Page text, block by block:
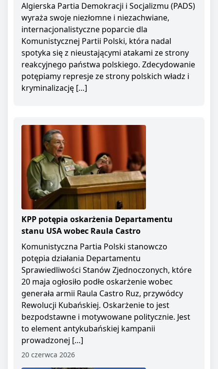
Algierska Partia Demokracji i Socjalizmu (PADS)
wyraża swoje niezłomne i niezachwiane,
internacjonalistyczne poparcie dla
Komunistycznej Partii Polski, która nadal
spotyka się z nieustającymi atakami ze strony
reakcyjnego państwa polskiego. Zdecydowanie
potępiamy represje ze strony polskich władz i
kryminalizację […]
KPP potępia oskarżenia Departamentu
stanu USA wobec Raula Castro
Komunistyczna Partia Polski stanowczo
potępia działania Departamentu
Sprawiedliwości Stanów Zjednoczonych, które
20 maja ogłosiło podłe oskarżenie wobec
generała armii Raula Castro Ruz, przywódcy
Rewolucji Kubańskiej. Oskarżenie to jest
bezpodstawne i motywowane politycznie. Jest
to element antykubańskiej kampanii
prowadzonej […]
20 czerwca 2026